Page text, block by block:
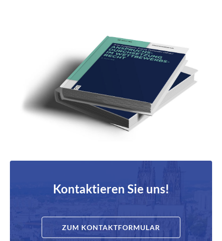
Kontaktieren Sie uns!
ZUM KONTAKTFORMULAR